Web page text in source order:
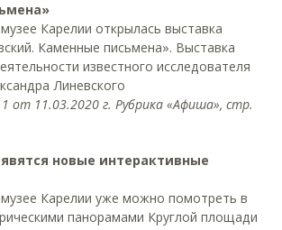
Карелии открылась выставка
Каменные письмена». Выставка
известного исследователя
Линевского
от 11.03.2020 г. Рубрика «Афиша», стр.
новые интерактивные
Карелии уже можно помотреть в
панорамами Круглой площади